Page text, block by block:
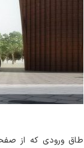
طاق ورودی که از